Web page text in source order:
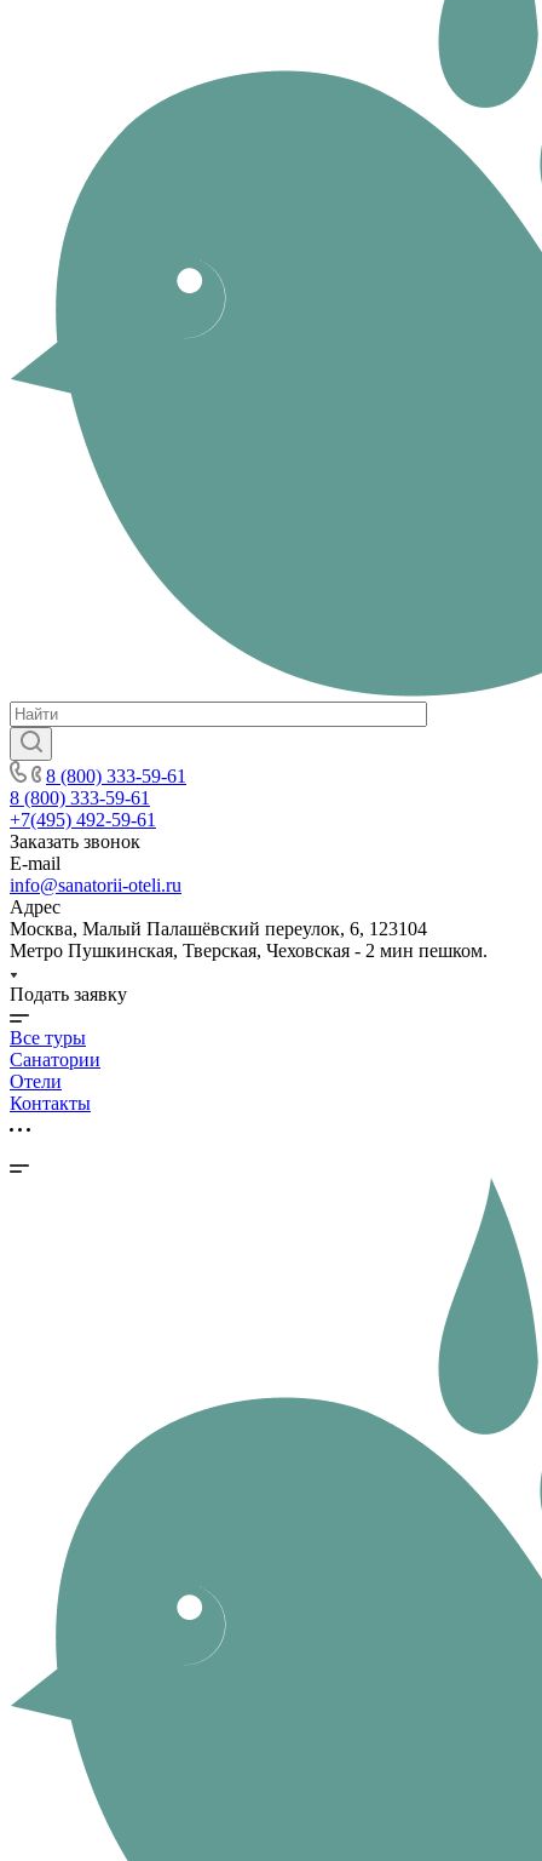
8 (800) 333-59-61
8 (800) 333-59-61
+7(495) 492-59-61
Заказать звонок
E-mail
info@sanatorii-oteli.ru
Адрес
Москва, Малый Палашёвский переулок, 6, 123104
Метро Пушкинская, Тверская, Чеховская - 2 мин пешком.
Подать заявку
Все туры
Санатории
Отели
Контакты